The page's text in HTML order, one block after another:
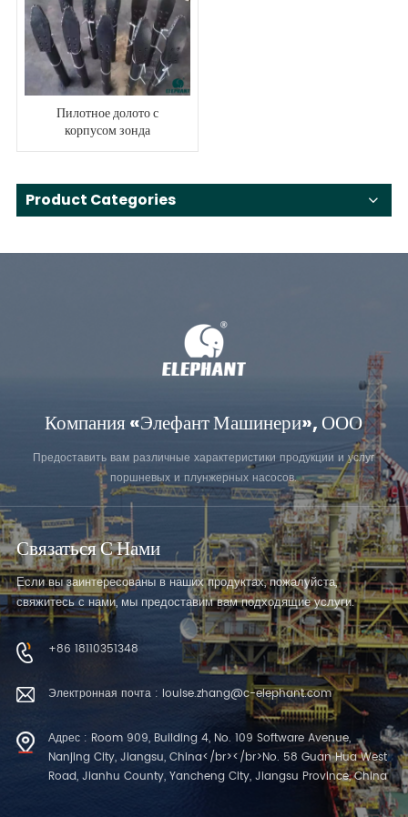
Пилотное долото с
корпусом зонда
Product Categories
Компания «Элефант Машинери», ООО
Предоставить вам различные характеристики продукции и услуг
поршневых и плунжерных насосов.
Связаться С Нами
Если вы заинтересованы в наших продуктах, пожалуйста,
свяжитесь с нами, мы предоставим вам подходящие услуги.
+86 18110351348
Электронная почта : louise.zhang@c-elephant.com
Адрес : Room 909, Building 4, No. 109 Software Avenue,
Nanjing City, Jiangsu, China</br></br>No. 58 Guan Hua West
Road, Jianhu County, Yancheng City, Jiangsu Province, China